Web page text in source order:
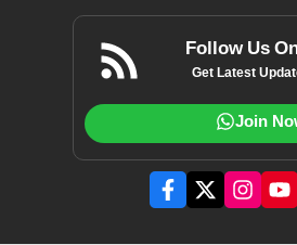
Follow Us
Get Latest
Join